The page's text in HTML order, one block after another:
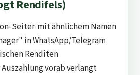
Rendifels)
Seiten mit ähnlichem Namen
in WhatsApp/Telegram
Renditen
vorab verlangt